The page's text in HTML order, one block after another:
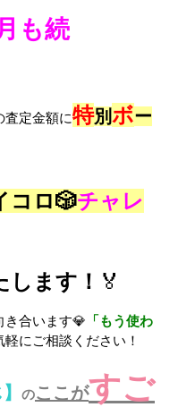
も続
査定金額に特別ボー
コロ🎲チャレ
ます！ 🏅
き合います💎 「もう使わ
にご相談ください！
のここがすご